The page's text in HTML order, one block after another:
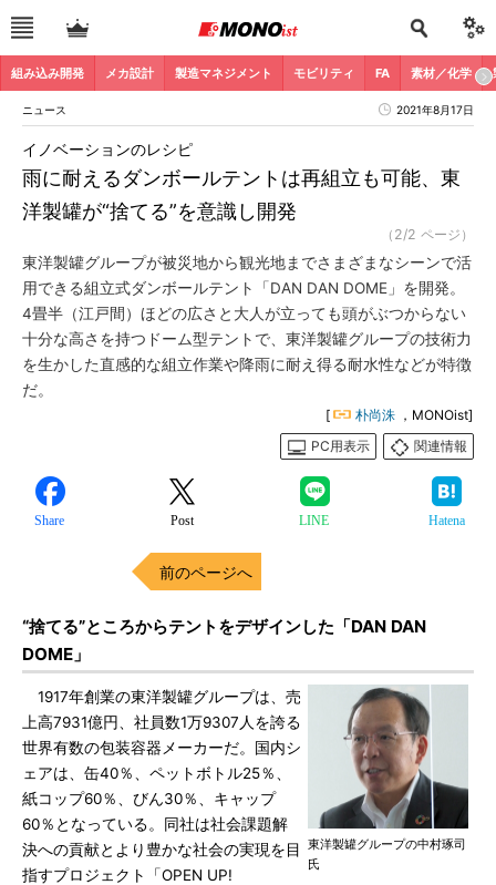
組み込み開発 メカ設計 製造マネジメント モビリティ FA 素材／化学
ニュース 2021年8月17日
雨に耐えるダンボールテントは再組立も可能、東
洋製罐が“捨てる”を意識し開発
イノベーションのレシピ
（2/2 ページ）
東洋製罐グループが被災地から観光地までさまざまなシーンで活
用できる組立式ダンボールテント「DAN DAN DOME」を開発。
4畳半（江戸間）ほどの広さと大人が立っても頭がぶつからない
十分な高さを持つドーム型テントで、東洋製罐グループの技術力
を生かした直感的な組立作業や降雨に耐え得る耐水性などが特徴
だ。
[ 朴尚洙 ，MONOist]
PC用表示
関連情報
Share Post LINE Hatena
前のページへ
“捨てる”ところからテントをデザインした「DAN DAN
DOME」
東洋製罐グループの中村琢司
氏
1917年創業の東洋製罐グループは、売
上高7931億円、社員数1万9307人を誇る
世界有数の包装容器メーカーだ。国内シ
ェアは、缶40％、ペットボトル25％、
紙コップ60％、びん30％、キャップ
60％となっている。同社は社会課題解
決への貢献とより豊かな社会の実現を目
指すプロジェクト「OPEN UP!